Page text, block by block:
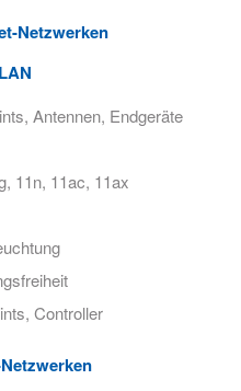
Netzwerken
Antennen, Endgeräte
11n, 11ac, 11ax
Controller